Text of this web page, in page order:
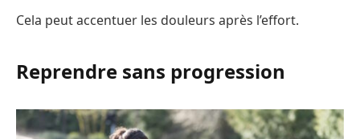
Cela peut accentuer les douleurs après l’effort.
Reprendre sans progression